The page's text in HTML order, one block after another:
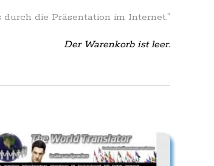
die Präsentation im Internet.”
Der Warenkorb ist leer.